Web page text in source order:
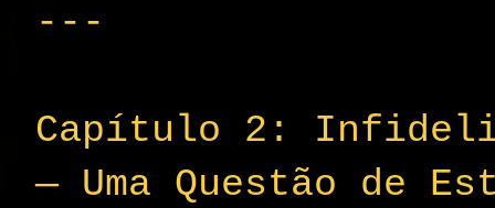
---
Capítulo 2:
— Uma Questão de